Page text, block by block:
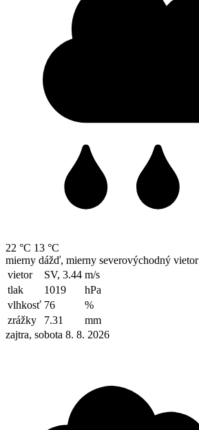
22 °C 13 °C
mierny dážď, mierny severovýchodný vietor
vietor
SV, 3.44 m/s
tlak
1019
hPa
vlhkosť 76
%
zrážky
7.31
mm
zajtra, sobota 8. 8. 2026